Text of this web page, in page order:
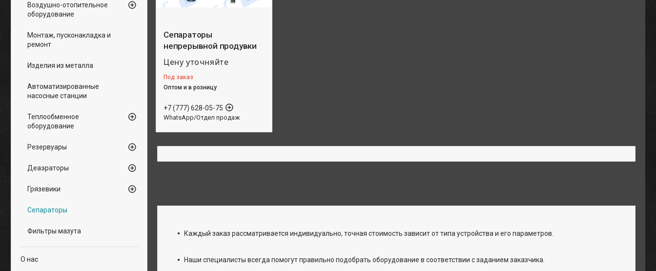
Сепараторы
непрерывной продувки
Цену уточняйте
Под заказ
Оптом и в розницу
+7 (777) 628-05-75
WhatsApp/Отдел продаж
Каждый заказ рассматривается индивидуально, точная стоимость зависит от типа устройства и его параметров.
Наши специалисты всегда помогут правильно подобрать оборудование в соответствии с заданием заказчика.
Воздушно-отопительное
оборудование
Монтаж, пусконакладка и
ремонт
Изделия из металла
Автоматизированные
насосные станции
Теплообменное
оборудование
Резервуары
Деаэраторы
Грязевики
Сепараторы
Фильтры мазута
О нас